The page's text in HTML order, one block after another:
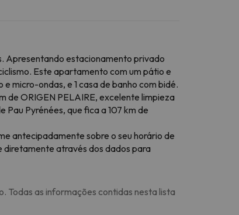
Apresentando estacionamento privado
Este apartamento com um pátio e
micro-ondas, e 1 casa de banho com bidé.
de ORIGEN PELAIRE, excelente limpieza
Pyrénées, que fica a 107 km de
antecipadamente sobre o seu horário de
diretamente através dos dados para
Todas as informações contidas nesta lista